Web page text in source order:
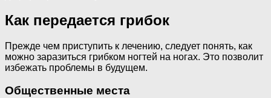
Как передается грибок
Прежде чем приступить к лечению, следует понять, как
можно заразиться грибком ногтей на ногах. Это позволит
избежать проблемы в будущем.
Общественные места